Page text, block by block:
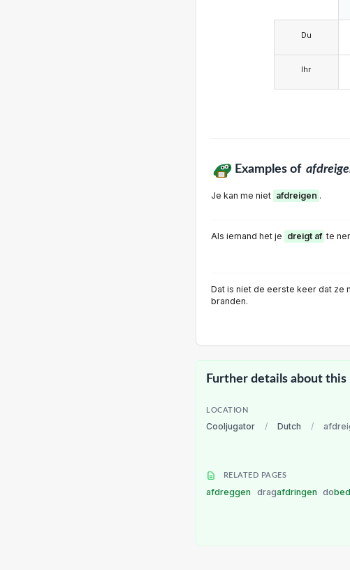
Du
Ihr
Examples of
Je kan me niet afdreigen .
Als iemand het je dreigt af te
Dat is niet de eerste keer dat ze
branden.
Further details about this
LOCATION
Cooljugator / Dutch /
RELATED PAGES
afdreggen dragafdringen do